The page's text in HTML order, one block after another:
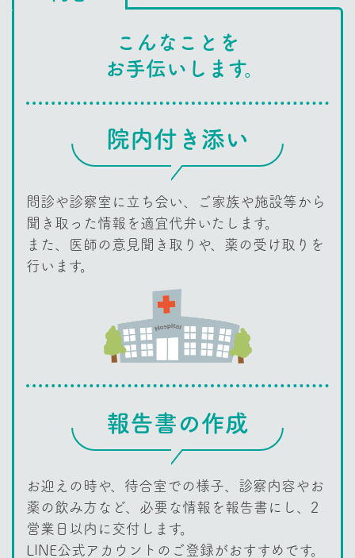
こんなことを
お手伝いします。
院内付き添い
問診や診察室に立ち会い、ご家族や施設等から
聞き取った情報を適宜代弁いたします。​​
また、医師の意見聞き取りや、薬の受け取りを
行います。
報告書の作成
お迎えの時や、待合室での様子、診察内容やお
薬の飲み方など、必要な情報を報告書にし、2
営業日以内に交付します。
LINE公式アカウントのご登録がおすすめです。